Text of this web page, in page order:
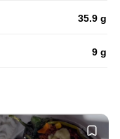
35.9 g
9 g